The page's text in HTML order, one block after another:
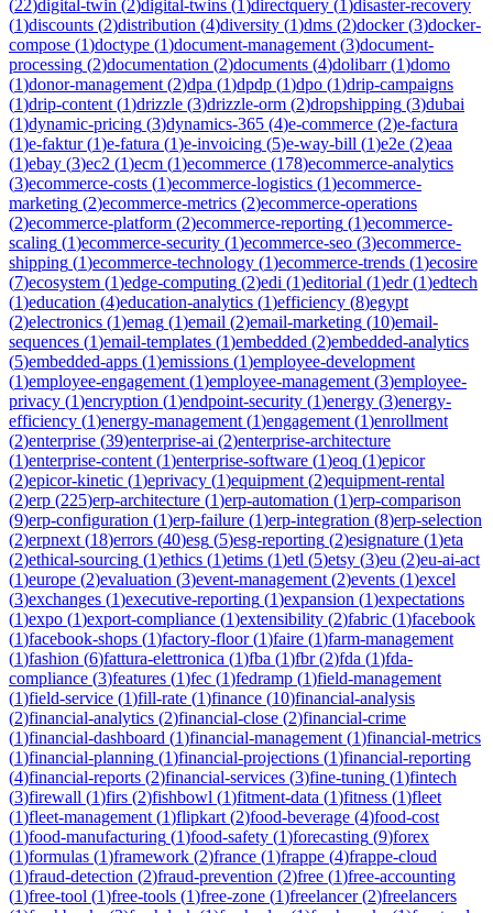
(22)digital-twin (2)digital-twins (1)directquery (1)disaster-recovery
(1)discounts (2)distribution (4)diversity (1)dms (2)docker(3)docker-
compose (1)doctype (1)document-management (3)document-
processing (2)documentation (2)documents (4)dolibarr(1)domo
(1)donor-management (2)dpa (1)dpdp (1)dpo (1)drip-campaigns
(1)drip-content (1)drizzle (3)drizzle-orm (2)dropshipping (3)dubai
(1)dynamic-pricing (3)dynamics-365 (4)e-commerce (2)e-factura
(1)e-faktur(1)e-fatura (1)e-invoicing (5)e-way-bill (1)e2e (2)eaa
(1)ebay (3)ec2 (1)ecm (1)ecommerce (178)ecommerce-analytics
(3)ecommerce-costs (1)ecommerce-logistics (1)ecommerce-
marketing (2)ecommerce-metrics (2)ecommerce-operations
(2)ecommerce-platform (2)ecommerce-reporting (1)ecommerce-
scaling (1)ecommerce-security (1)ecommerce-seo (3)ecommerce-
shipping (1)ecommerce-technology (1)ecommerce-trends (1)ecosire
(7)ecosystem (1)edge-computing (2)edi (1)editorial (1)edr(1)edtech
(1)education (4)education-analytics (1)efficiency (8)egypt
(2)electronics (1)emag (1)email (2)email-marketing (10)email-
sequences (1)email-templates (1)embedded (2)embedded-analytics
(5)embedded-apps (1)emissions (1)employee-development
(1)employee-engagement (1)employee-management (3)employee-
privacy (1)encryption (1)endpoint-security (1)energy (3)energy-
efficiency (1)energy-management (1)engagement (1)enrollment
(2)enterprise (39)enterprise-ai (2)enterprise-architecture
(1)enterprise-content (1)enterprise-software (1)eoq (1)epicor
(2)epicor-kinetic (1)eprivacy (1)equipment (2)equipment-rental
(2)erp (225)erp-architecture (1)erp-automation (1)erp-comparison
(9)erp-configuration (1)erp-failure (1)erp-integration (8)erp-selection
(2)erpnext (18)errors (40)esg (5)esg-reporting (2)esignature (1)eta
(2)ethical-sourcing (1)ethics (1)etims (1)etl (5)etsy (3)eu (2)eu-ai-act
(1)europe (2)evaluation (3)event-management (2)events (1)excel
(3)exchanges (1)executive-reporting (1)expansion (1)expectations
(1)expo (1)export-compliance (1)extensibility (2)fabric (1)facebook
(1)facebook-shops (1)factory-floor(1)faire (1)farm-management
(1)fashion (6)fattura-elettronica (1)fba (1)fbr(2)fda (1)fda-
compliance (3)features (1)fec (1)fedramp (1)field-management
(1)field-service (1)fill-rate (1)finance (10)financial-analysis
(2)financial-analytics (2)financial-close (2)financial-crime
(1)financial-dashboard (1)financial-management (1)financial-metrics
(1)financial-planning (1)financial-projections (1)financial-reporting
(4)financial-reports (2)financial-services (3)fine-tuning (1)fintech
(3)firewall (1)firs (2)fishbowl (1)fitment-data (1)fitness (1)fleet
(1)fleet-management (1)flipkart (2)food-beverage (4)food-cost
(1)food-manufacturing (1)food-safety (1)forecasting (9)forex
(1)formulas (1)framework (2)france (1)frappe (4)frappe-cloud
(1)fraud-detection (2)fraud-prevention (2)free (1)free-accounting
(1)free-tool (1)free-tools (1)free-zone (1)freelancer(2)freelancers